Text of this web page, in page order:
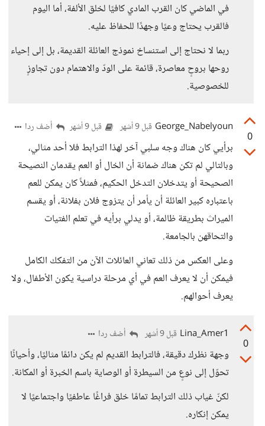
في الماضي كان القرب المادي كافيًا لخلق الألفة، أما اليوم
فالقرب يحتاج وعيًا وجهدًا للحفاظ عليه.
ربما لا نحتاج إلى استنساخ نموذج العائلة القديمة، بل إلى إحياء
روحها بروحٍ معاصرة، قائمة على الودّ والاهتمام دون تجاوزٍ
للخصوصية.
0
George_Nabelyoun قبل 9 أشهر قبل 9 أشهر أضف ردا
برأيي كان هناك وجه سلبي آخر لهذا الترابط فلا أحد مثالي،
وبالتالي لم تكن هناك ضمانة أن الخال أو العم يقدمان النصيحة
الصحيحة أو يتدخلان التدخل الحكيم، فمثلاً كان يمكن للعم
باعتباره كبير العائلة أن يأمر أن يتزوج فلان بفلانة، أو يقسم
الميراث بطريقة ظالمة، أو يدلي برأيه في تعلم الفتيات
والتحاقهن بالجامعة.
وعلى العكس من ذلك تعاني العائلات الآن من التفكك الكامل
فيمكن أن لا يعرف العم في أي مرحلة دراسية يكون الأطفال، ولا
يعرف أحوالهم.
0
Lina_Amer1 قبل 9 أشهر أضف ردا
وجهة نظرك دقيقة، فالترابط القديم لم يكن دائمًا مثاليًا، وأحيانًا
تحوّل إلى نوعٍ من السيطرة أو الوصاية باسم الخبرة أو المكانة.
لكنّ غياب ذلك الترابط تمامًا خلق فراغًا عاطفيًا واجتماعيًا لا
يمكن إنكاره.